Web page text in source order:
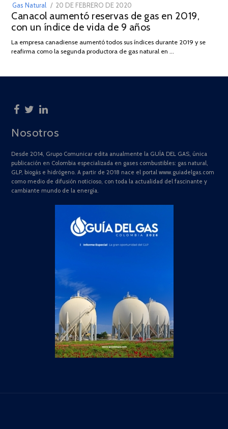
Gas Natural
POSTED
ON
20 DE FEBRERO DE 2020
DE
JULIO
2025
Canacol aumentó reservas de gas en 2019,
con un índice de vida de 9 años
La empresa canadiense aumentó todos sus índices durante 2019 y se
reafirma como la segunda productora de gas natural en …
Nosotros
Desde 2014, Grupo Comunicar edita anualmente la GUÍA DEL GAS, única
publicación en Colombia especializada en gases combustibles: gas natural,
GLP, biogás e hidrógeno. A partir de 2018 nace el portal www.guiadelgas.com
como medio de difusión noticioso, con toda la actualidad del fascinante y
cambiante mundo de la energía.